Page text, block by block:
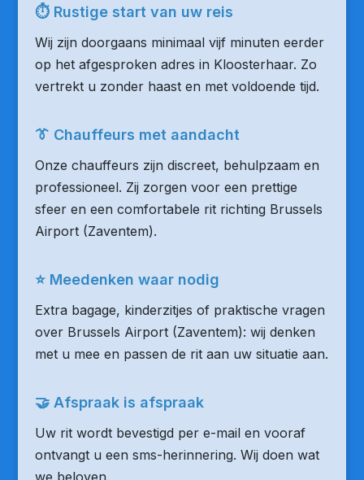
⏱ Rustige start van uw reis
Wij zijn doorgaans minimaal vijf minuten eerder
op het afgesproken adres in Kloosterhaar. Zo
vertrekt u zonder haast en met voldoende tijd.
👔 Chauffeurs met aandacht
Onze chauffeurs zijn discreet, behulpzaam en
professioneel. Zij zorgen voor een prettige
sfeer en een comfortabele rit richting Brussels
Airport (Zaventem).
⭐ Meedenken waar nodig
Extra bagage, kinderzitjes of praktische vragen
over Brussels Airport (Zaventem): wij denken
met u mee en passen de rit aan uw situatie aan.
🤝 Afspraak is afspraak
Uw rit wordt bevestigd per e-mail en vooraf
ontvangt u een sms-herinnering. Wij doen wat
we beloven.